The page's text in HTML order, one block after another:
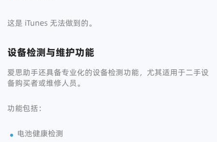
这是 iTunes 无法做到的。
设备检测与维护功能
爱思助手还具备专业化的设备检测功能，尤其适用于二手设
备购买者或维修人员。
功能包括：
电池健康检测